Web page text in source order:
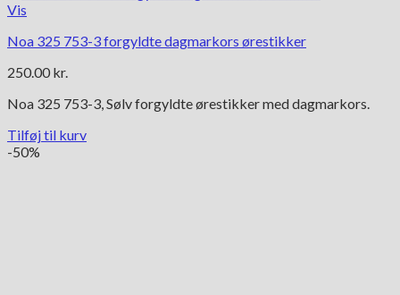
Vis
Noa 325 753-3 forgyldte dagmarkors ørestikker
250.00 kr.
Noa 325 753-3, Sølv forgyldte ørestikker med dagmarkors.
Tilføj til kurv
-50%